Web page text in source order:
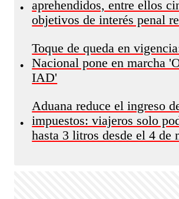
•
aprehendidos, entre ellos
objetivos de interés penal
•
Toque de queda en
Nacional pone en marcha
IAD'
•
Aduana reduce el ingreso
impuestos: viajeros solo
hasta 3 litros desde el 4 de